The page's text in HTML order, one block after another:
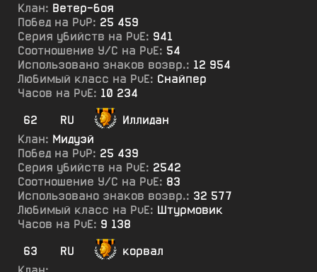
Клан: Ветер-боя
Побед на PvP: 25 459
Серия убийств на PvE: 941
Соотношение У/С на PvE: 54
Использовано знаков возвр.: 12 954
Любимый класс на PvE: Снайпер
Часов на PvE: 10 234
62
RU
Иллидан
Клан: Мидуэй
Побед на PvP: 25 439
Серия убийств на PvE: 2542
Соотношение У/С на PvE: 83
Использовано знаков возвр.: 32 577
Любимый класс на PvE: Штурмовик
Часов на PvE: 9 138
63
RU
корвал